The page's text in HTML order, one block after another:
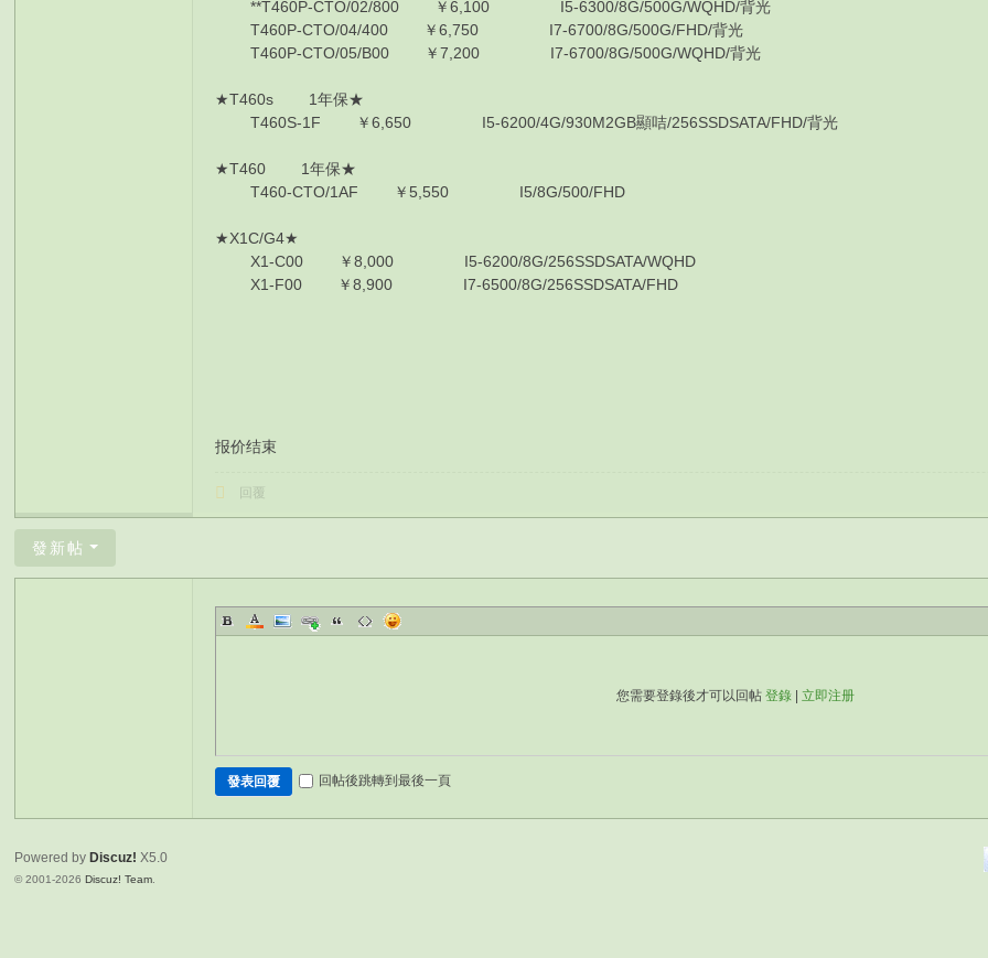
**T460P-CTO/02/800 ￥6,100 I5-6300/8G/500G/WQHD/背光
T460P-CTO/04/400 ￥6,750 I7-6700/8G/500G/FHD/背光
T460P-CTO/05/B00 ￥7,200 I7-6700/8G/500G/WQHD/背光
★T460s 1年保★
T460S-1F ￥6,650 I5-6200/4G/930M2GB顯咭/256SSDSATA/FHD/背光
★T460 1年保★
T460-CTO/1AF ￥5,550 I5/8G/500/FHD
★X1C/G4★
X1-C00 ￥8,000 I5-6200/8G/256SSDSATA/WQHD
X1-F00 ￥8,900 I7-6500/8G/256SSDSATA/FHD
报价结束
回覆
發新帖
您需要登錄後才可以回帖登錄 立即注册
發表回覆 回帖後跳轉到最後一頁
Powered by Discuz! X5.0
© 2001-2026Discuz! Team